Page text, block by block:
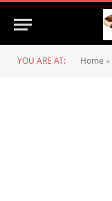
YOU ARE AT: Home »